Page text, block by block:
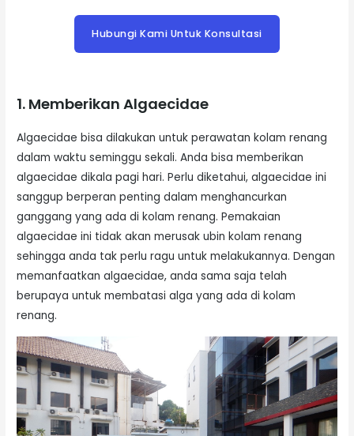
Hubungi Kami Untuk Konsultasi
1. Memberikan Algaecidae
Algaecidae bisa dilakukan untuk perawatan kolam renang
dalam waktu seminggu sekali. Anda bisa memberikan
algaecidae dikala pagi hari. Perlu diketahui, algaecidae ini
sanggup berperan penting dalam menghancurkan
ganggang yang ada di kolam renang. Pemakaian
algaecidae ini tidak akan merusak ubin kolam renang
sehingga anda tak perlu ragu untuk melakukannya. Dengan
memanfaatkan algaecidae, anda sama saja telah
berupaya untuk membatasi alga yang ada di kolam
renang.